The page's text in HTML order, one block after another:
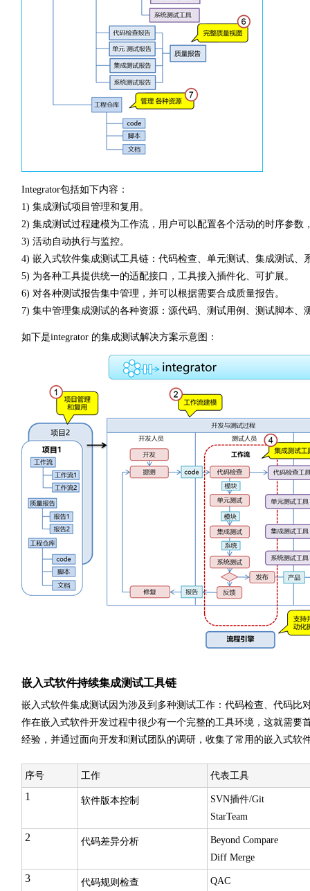
Integrator包括如下内容：
1) 集成测试项目管理和复用。
2) 集成测试过程建模为工作流，用户可以配置各个活动的时序参数
3) 活动自动执行与监控。
4) 嵌入式软件集成测试工具链：代码检查、单元测试、集成测试、
5) 为各种工具提供统一的适配接口，工具接入插件化、可扩展。
6) 对各种测试报告集中管理，并可以根据需要合成质量报告。
7) 集中管理集成测试的各种资源：源代码、测试用例、测试脚本、
如下是integrator 的集成测试解决方案示意图：
嵌入式软件持续集成测试工具链
嵌入式软件集成测试因为涉及到多种测试工作：代码检查、代码
作在嵌入式软件开发过程中很少有一个完整的工具环境，这就需
经验，并通过面向开发和测试团队的调研，收集了常用的嵌入式
序号 工作 代表工具
1 软件版本控制
SVN插件/Git
StarTeam
2 代码差异分析
Beyond Compare
Diff Merge
3 代码规则检查 QAC